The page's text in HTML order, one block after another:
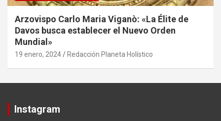
Arzovispo Carlo Maria Viganò: «La Élite de
Davos busca establecer el Nuevo Orden
Mundial»
19 enero, 2024 Redacción Planeta Holístico
Instagram